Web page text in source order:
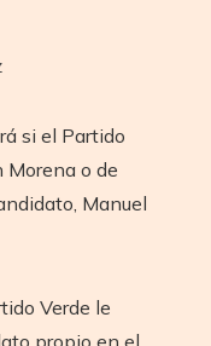
si el Partido
Morena o de
Manuel
Verde le
propio en el